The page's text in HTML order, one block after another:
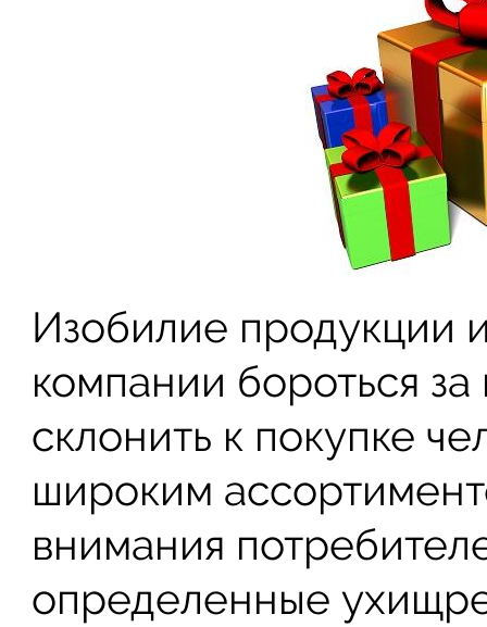
Изобилие продукции
компании бороться
склонить к покупке
широким
внимания
определенные